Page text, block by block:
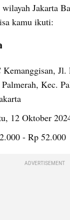
wilayah Jakarta
kamu ikuti:
Kemanggisan,
Kec.
12 Oktober
- Rp 52.000
ADVERTISEMENT